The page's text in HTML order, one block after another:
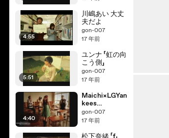
4:55
川嶋あい 大丈
夫だよ
gon-007
17 年前
5:51
ユンナ 「虹の向
こう側」
gon-007
17 年前
4:40
Maichi×LGYan
kees
「Nostalgia」
gon-007
17 年前